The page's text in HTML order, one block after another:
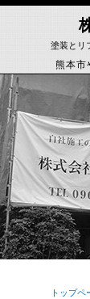
塗装とリ
熊本市
トップペ